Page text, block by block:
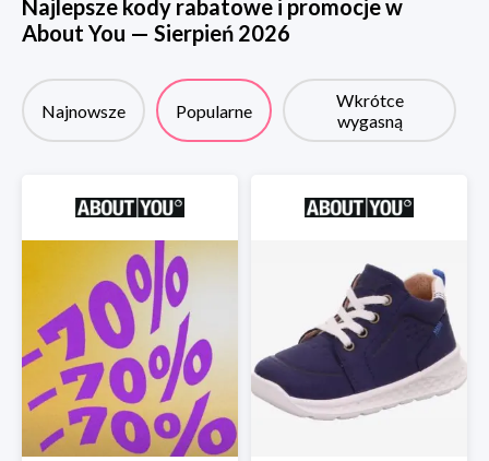
Najlepsze kody rabatowe i promocje w
About You — Sierpień 2026
Najnowsze Popularne
Wkrótce
wygasną